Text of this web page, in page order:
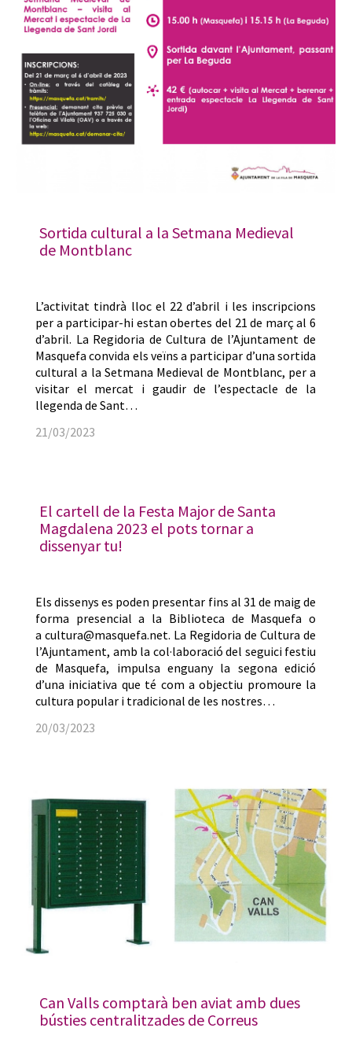
Sortida cultural a la Setmana Medieval
de Montblanc
L’activitat tindrà lloc el 22 d’abril i les inscripcions
per a participar-hi estan obertes del 21 de març al 6
d’abril. La Regidoria de Cultura de l’Ajuntament de
Masquefa convida els veïns a participar d’una sortida
cultural a la Setmana Medieval de Montblanc, per a
visitar el mercat i gaudir de l’espectacle de la
llegenda de Sant…
21/03/2023
El cartell de la Festa Major de Santa
Magdalena 2023 el pots tornar a
dissenyar tu!
Els dissenys es poden presentar fins al 31 de maig de
forma presencial a la Biblioteca de Masquefa o
a cultura@masquefa.net. La Regidoria de Cultura de
l’Ajuntament, amb la col·laboració del seguici festiu
de Masquefa, impulsa enguany la segona edició
d’una iniciativa que té com a objectiu promoure la
cultura popular i tradicional de les nostres…
20/03/2023
Can Valls comptarà ben aviat amb dues
bústies centralitzades de Correus